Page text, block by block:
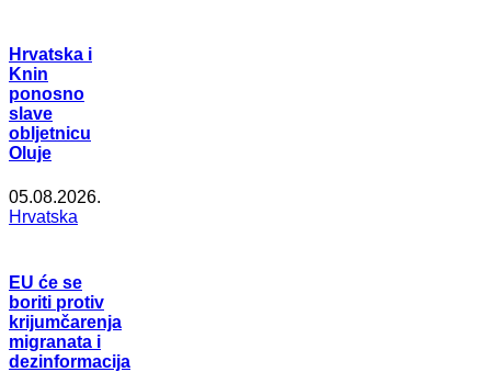
Hrvatska i
Knin
ponosno
slave
obljetnicu
Oluje
05.08.2026.
Hrvatska
EU će se
boriti protiv
krijumčarenja
migranata i
dezinformacija